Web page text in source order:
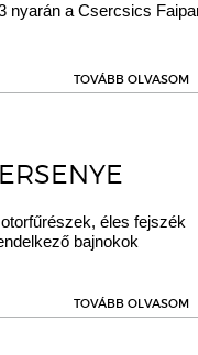
nyarán a Csercsics
TOVÁBB OLVASOM
éles fejszék
bajnokok
TOVÁBB OLVASOM